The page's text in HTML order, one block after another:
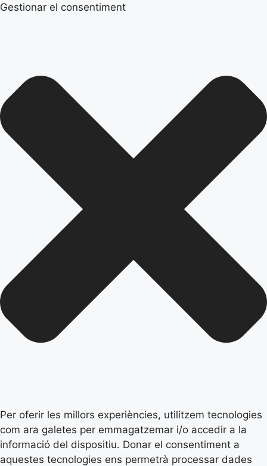
Gestionar el consentiment
Per oferir les millors experiències, utilitzem tecnologies
com ara galetes per emmagatzemar i/o accedir a la
informació del dispositiu. Donar el consentiment a
aquestes tecnologies ens permetrà processar dades